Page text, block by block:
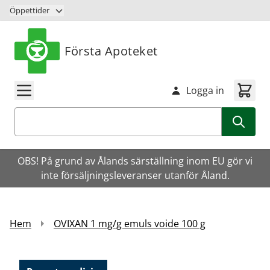
Hoppa till innehåll
Öppettider
Första Apoteket
Logga in
OBS! På grund av Ålands särställning inom EU gör vi
inte försäljningsleveranser utanför Åland.
Hem OVIXAN 1 mg/g emuls voide 100 g